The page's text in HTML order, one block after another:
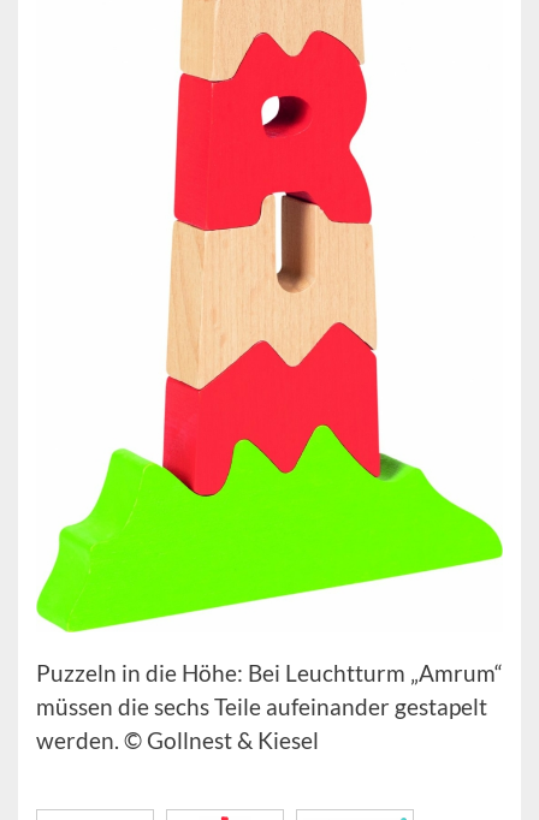
Puzzeln in die Höhe: Bei Leuchtturm „Amrum“
müssen die sechs Teile aufeinander gestapelt
werden. © Gollnest & Kiesel